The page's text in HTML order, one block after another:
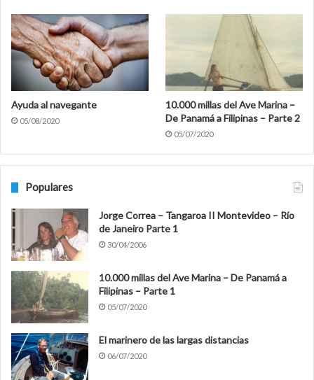
Ayuda al navegante
05/08/2020
10.000 millas del Ave Marina –
De Panamá a Filipinas – Parte 2
05/07/2020
Populares
Jorge Correa – Tangaroa II Montevideo – Río
de Janeiro Parte 1
30/04/2006
10.000 millas del Ave Marina – De Panamá a
Filipinas – Parte 1
05/07/2020
El marinero de las largas distancias
06/07/2020